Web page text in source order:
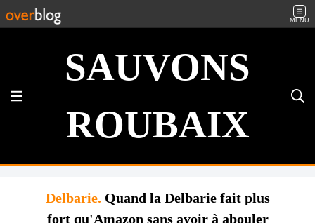
MENU
SAUVONS
ROUBAIX
Delbarie. Quand la Delbarie fait plus
fort qu'Amazon sans avoir à abouler